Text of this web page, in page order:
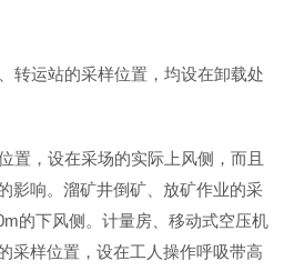
转运站的采样位置，均设在卸载处
置，设在采场的实际上风侧，而且
影响。溜矿井倒矿、放矿作业的采
的下风侧。计量房、移动式空压机
采样位置，设在工人操作呼吸带高